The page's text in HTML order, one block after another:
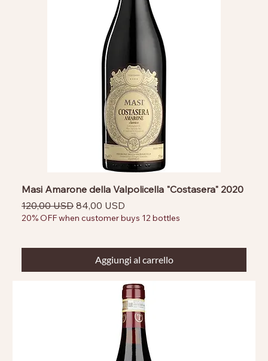
Masi Amarone della Valpolicella "Costasera" 2020
Prezzo regolare
120,00 USD Prezzo scontato
84,00 USD
20% OFF when customer buys 12 bottles
Aggiungi al carrello